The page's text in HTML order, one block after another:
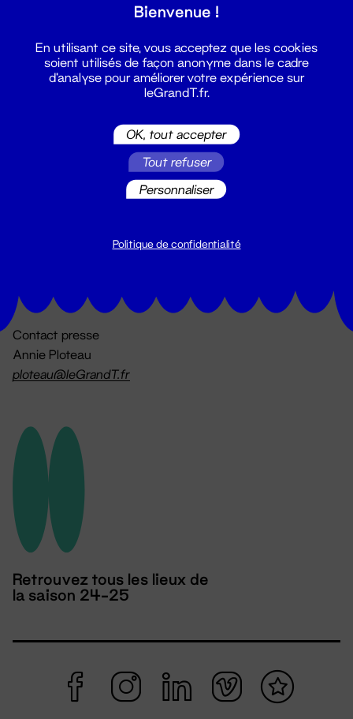
billetterie@leGrandT.fr
Contact presse
Annie Ploteau
ploteau@leGrandT.fr
Retrouvez tous les lieux de
la saison 24-25
Bienvenue !
En utilisant ce site, vous acceptez que les cookies
soient utilisés de façon anonyme dans le cadre
d'analyse pour améliorer votre expérience sur
leGrandT.fr.
OK, tout accepter
Tout refuser
Personnaliser
Politique de confidentialité